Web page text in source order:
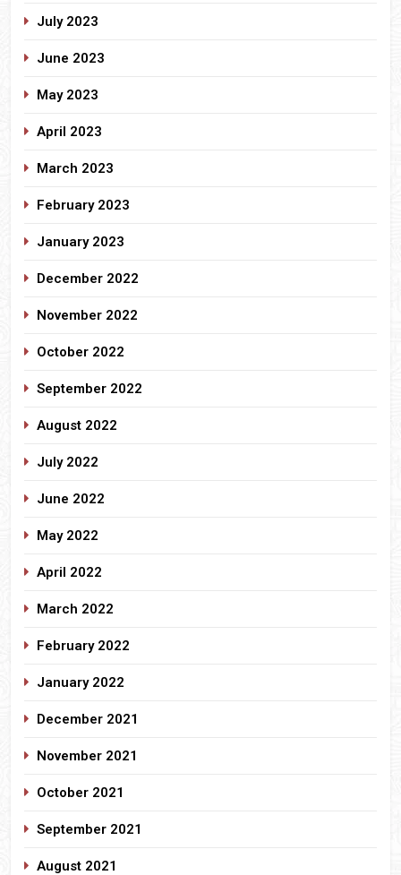
July 2023
June 2023
May 2023
April 2023
March 2023
February 2023
January 2023
December 2022
November 2022
October 2022
September 2022
August 2022
July 2022
June 2022
May 2022
April 2022
March 2022
February 2022
January 2022
December 2021
November 2021
October 2021
September 2021
August 2021